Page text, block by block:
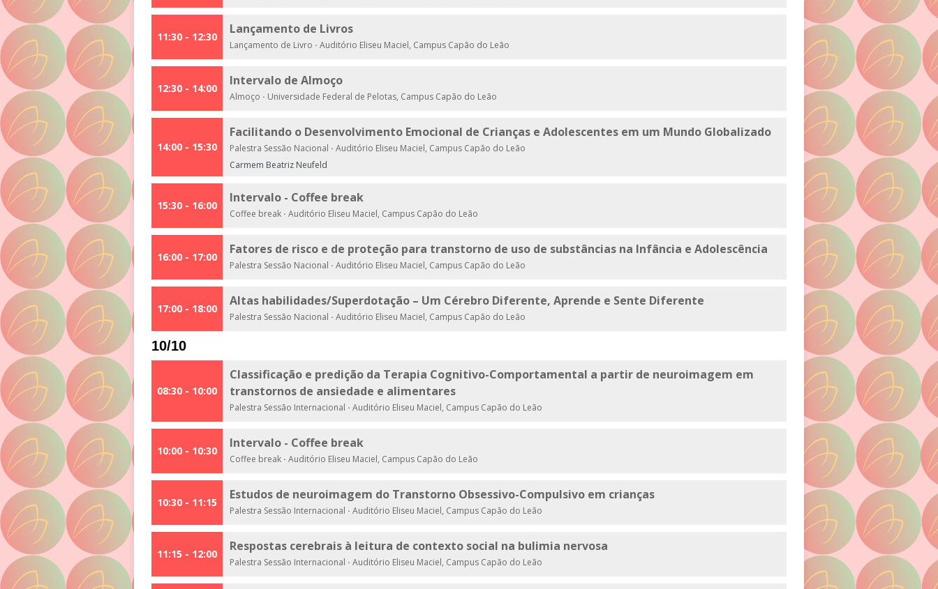
11:30 - 12:30
Lançamento de Livros
Lançamento de Livro · Auditório Eliseu Maciel, Campus Capão do Leão
12:30 - 14:00
Intervalo de Almoço
Almoço · Universidade Federal de Pelotas, Campus Capão do Leão
14:00 - 15:30
Facilitando o Desenvolvimento Emocional de Crianças e Adolescentes em um Mundo Globalizado
Palestra Sessão Nacional · Auditório Eliseu Maciel, Campus Capão do Leão
Carmem Beatriz Neufeld
15:30 - 16:00
Intervalo - Coffee break
Coffee break · Auditório Eliseu Maciel, Campus Capão do Leão
16:00 - 17:00
Fatores de risco e de proteção para transtorno de uso de substâncias na Infância e Adolescência
Palestra Sessão Nacional · Auditório Eliseu Maciel, Campus Capão do Leão
17:00 - 18:00
Altas habilidades/Superdotação – Um Cérebro Diferente, Aprende e Sente Diferente
Palestra Sessão Nacional · Auditório Eliseu Maciel, Campus Capão do Leão
10/10
08:30 - 10:00
Classificação e predição da Terapia Cognitivo-Comportamental a partir de neuroimagem em
transtornos de ansiedade e alimentares
Palestra Sessão Internacional · Auditório Eliseu Maciel, Campus Capão do Leão
10:00 - 10:30
Intervalo - Coffee break
Coffee break · Auditório Eliseu Maciel, Campus Capão do Leão
10:30 - 11:15
Estudos de neuroimagem do Transtorno Obsessivo-Compulsivo em crianças
Palestra Sessão Internacional · Auditório Eliseu Maciel, Campus Capão do Leão
11:15 - 12:00
Respostas cerebrais à leitura de contexto social na bulimia nervosa
Palestra Sessão Internacional · Auditório Eliseu Maciel, Campus Capão do Leão